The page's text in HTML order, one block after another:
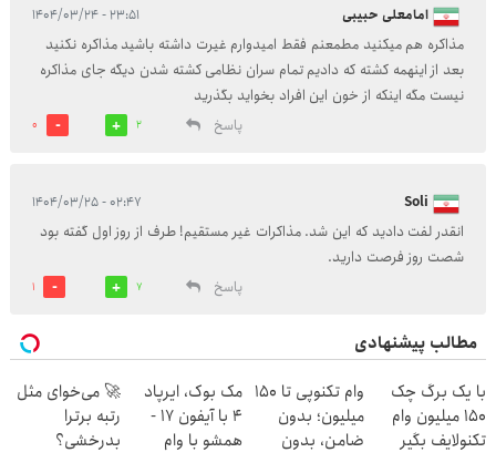
امامعلی حبیبی ۲۳:۵۱ - ۱۴۰۴/۰۳/۲۴
مذاکره هم میکنید مطمعنم فقط امیدوارم غیرت داشته باشید مذاکره نکنید
بعد از اینهمه کشته که دادیم تمام سران نظامی کشته شدن دیگه جای مذاکره
نیست مگه اینکه از خون این افراد بخواید بگذرید
پاسخ
2
0
Soli ۰۲:۴۷ - ۱۴۰۴/۰۳/۲۵
انقدر لفت دادید که این شد. مذاکرات غیر مستقیم! طرف از روز اول گفته بود
شصت روز فرصت دارید.
پاسخ
7
1
مطالب پیشنهادی
با یک برگ چک
150 میلیون وام
تکنولایف بگیر
وام تکنوپی تا ۱۵۰
میلیون؛ بدون
ضامن، بدون
مک بوک، ایرپاد
4 با آیفون 17 -
همشو با وام
🚀 می‌خوای مثل
رتبه برترا
بدرخشی؟